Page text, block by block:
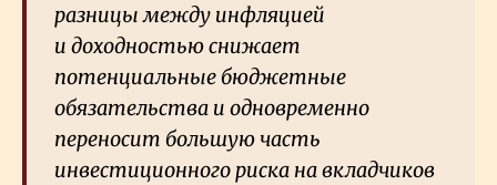
разницы между инфляцией
и доходностью снижает
потенциальные бюджетные
обязательства и одновременно
переносит большую часть
инвестиционного риска на вкладчиков